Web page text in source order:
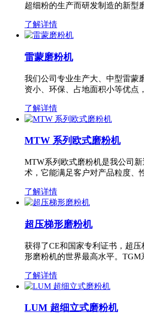
超细粉的生产而研发制造的新型
了解详情
雷蒙磨粉机
我们公司专业生产大、中型雷蒙
资小、环保、占地面积小等优点
了解详情
MTW 系列欧式磨粉机
MTW系列欧式磨粉机是我公司
术，它能满足客户对产品粒度、
了解详情
超压梯形磨粉机
获得了CE和国家专利证书，超
形磨粉机的世界最高水平。
了解详情
LUM 超细立式磨粉机